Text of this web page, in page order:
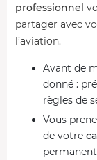
professionnel
partager avec
l’aviation.
Avant de
donné :
règles de
Vous
de votre